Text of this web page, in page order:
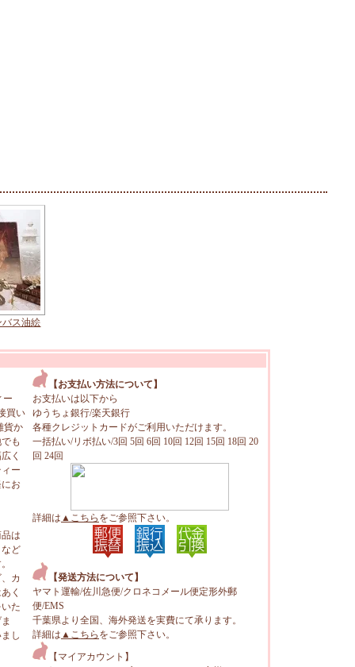
バス油絵
ー
買い
貨か
も
く
ー
お
は
ど
カ
く
た
し
【お支払い方法について】
お支払いは以下から
ゆうちょ銀行/楽天銀行
各種クレジットカードがご利用いただけます。
一括払い/リボ払い/3回 5回 6回 10回 12回 15回 18回 20
回 24回
詳細は ▲こちら をご参照下さい。
【発送方法について】
ヤマト運輸/佐川急便/クロネコメール便定形外郵
便/EMS
千葉県より全国、海外発送を実費にて承ります。
詳細は ▲こちら をご参照下さい。
【マイアカウント】